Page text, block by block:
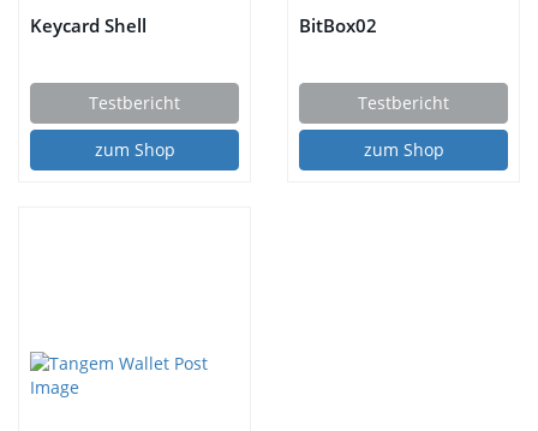
Keycard Shell
Testbericht
zum Shop
BitBox02
Testbericht
zum Shop